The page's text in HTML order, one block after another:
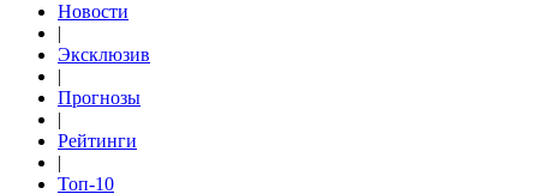
Новости
|
Эксклюзив
|
Прогнозы
|
Рейтинги
|
Топ-10